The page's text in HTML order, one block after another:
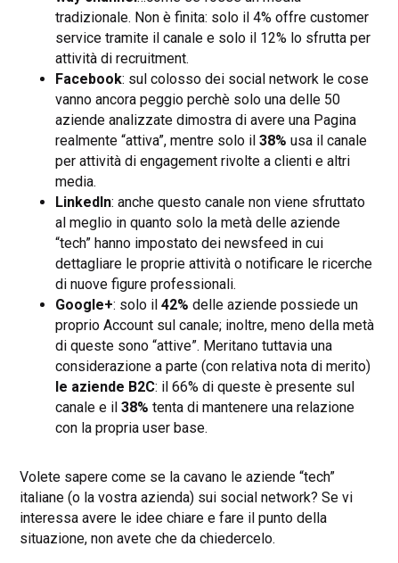
tradizionale. Non è finita: solo il 4% offre customer
service tramite il canale e solo il 12% lo sfrutta per
attività di recruitment.
Facebook: sul colosso dei social network le cose
vanno ancora peggio perchè solo una delle 50
aziende analizzate dimostra di avere una Pagina
realmente “attiva”, mentre solo il38% usa il canale
per attività di engagement rivolte a clienti e altri
media.
LinkedIn: anche questo canale non viene sfruttato
al meglio in quanto solo la metà delle aziende
“tech” hanno impostato dei newsfeed in cui
dettagliare le proprie attività o notificare le ricerche
di nuove figure professionali.
Google+: solo il42% delle aziende possiede un
proprio Account sul canale; inoltre, meno della metà
di queste sono “attive”. Meritano tuttavia una
considerazione a parte (con relativa nota di merito)
le aziende B2C: il 66% di queste è presente sul
canale e il38% tenta di mantenere una relazione
con la propria user base.
Volete sapere come se la cavano le aziende “tech”
italiane (o la vostra azienda) sui social network? Se vi
interessa avere le idee chiare e fare il punto della
situazione, non avete che da chiedercelo.